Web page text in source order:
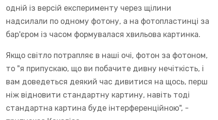
одній із версій експерименту через щілини
надсилали по одному фотону, а на фотопластинці за
бар'єром із часом формувалася хвильова картинка.
Якщо світло потрапляє в наші очі, фотон за фотоном,
то "я припускаю, що ви побачите дивну нечіткість, і
вам доведеться деякий час дивитися на щось, перш
ніж відновити стандартну картину, навіть тоді
стандартна картина буде інтерференційною", -